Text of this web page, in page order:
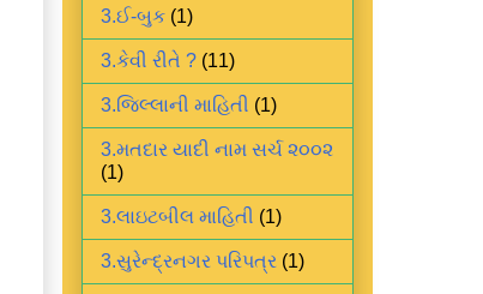
3.ઈ-બુક (1)
3.કેવી રીતે ? (11)
3.જિલ્લાની માહિતી (1)
3.મતદાર યાદી નામ સર્ચ ૨૦૦૨
(1)
3.લાઇટબીલ માહિતી (1)
3.સુરેન્દ્રનગર પરિપત્ર (1)